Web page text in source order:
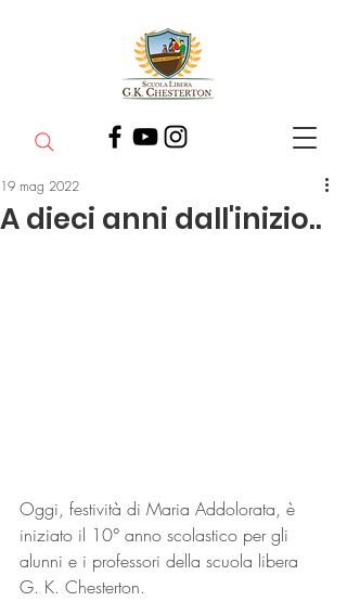
A dieci anni dall'inizio..
19 mag 2022
Oggi, festività di Maria Addolorata, è
iniziato il 10° anno scolastico per gli
alunni e i professori della scuola libera
G. K. Chesterton.